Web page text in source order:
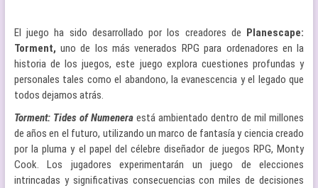
El juego ha sido desarrollado por los creadores de Planescape:
Torment, uno de los más venerados RPG para ordenadores en la
historia de los juegos, este juego explora cuestiones profundas y
personales tales como el abandono, la evanescencia y el legado que
todos dejamos atrás.
Torment: Tides of Numeneraestá ambientado dentro de mil millones
de años en el futuro, utilizando un marco de fantasía y ciencia creado
por la pluma y el papel del célebre diseñador de juegos RPG, Monty
Cook. Los jugadores experimentarán un juego de elecciones
intrincadas y significativas consecuencias con miles de decisiones